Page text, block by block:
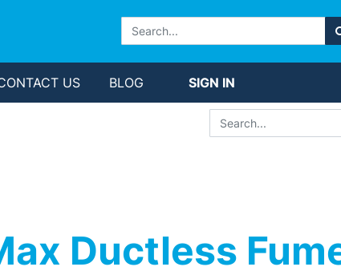
US BLOG SIGN IN
Ductless